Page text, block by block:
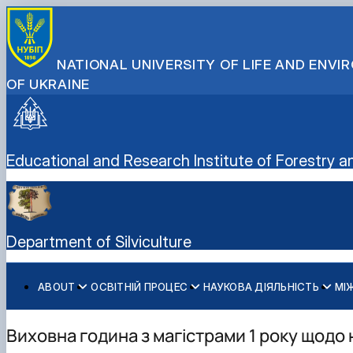
NATIONAL UNIVERSITY OF LIFE AND
OF UKRAINE
Educational and Research Institute of Forestry
Department of Silviculture
ABOUT
Історія кафедри
Структурні підрозділи кафедри
Склад кафедри
ОСВІТНІЙ ПРОЦЕС
Робочі програми навчальних дисциплін
Виробничі практики
НАУКОВА ДІЯЛЬНІСТЬ
Про наукову діяльність
Публікації
Регіональний Східноєвропейський центр
Цілі та напрями діяльності
Партнери
Музей лісових звірів і птахів ім. професора О.О.
Студентський науковий гурток "Лісознавство та
Виховна година з магістрами 1 року